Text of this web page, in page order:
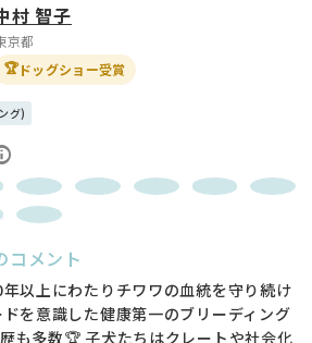
村 智子
京都
🏆ドッグショー受賞
グ)
メント
以上にわたりチワワの血統を守り続け
を意識した健康第一のブリーディング
も多数🏆 子犬たちはクレートや社会化